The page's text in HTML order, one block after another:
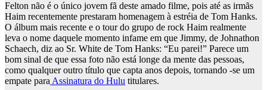
Felton não é o único jovem fã deste amado filme, pois até as irmãs
Haim recentemente prestaram homenagem à estréia de Tom Hanks.
O álbum mais recente e o tour do grupo de rock Haim realmente
leva o nome daquele momento infame em que Jimmy, de Johnathon
Schaech, diz ao Sr. White de Tom Hanks: “Eu parei!” Parece um
bom sinal de que essa foto não está longe da mente das pessoas,
como qualquer outro título que capta anos depois, tornando -se um
empate paraAssinatura do Hulu titulares.